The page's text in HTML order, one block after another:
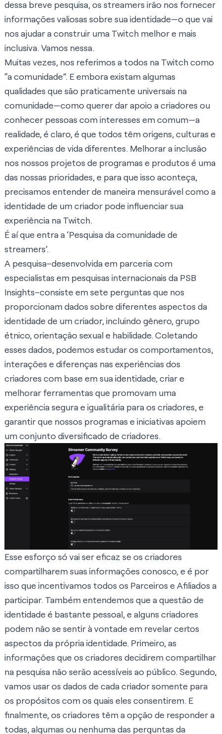
dessa breve pesquisa, os streamers irão nos fornecer
informações valiosas sobre sua identidade—o que vai
nos ajudar a construir uma Twitch melhor e mais
inclusiva. Vamos nessa.
Muitas vezes, nos referimos a todos na Twitch como
“a comunidade”. E embora existam algumas
qualidades que são praticamente universais na
comunidade—como querer dar apoio a criadores ou
conhecer pessoas com interesses em comum—a
realidade, é claro, é que todos têm origens, culturas e
experiências de vida diferentes. Melhorar a inclusão
nos nossos projetos de programas e produtos é uma
das nossas prioridades, e para que isso aconteça,
precisamos entender de maneira mensurável como a
identidade de um criador pode influenciar sua
experiência na Twitch.
É aí que entra a ‘Pesquisa da comunidade de
streamers’.
A pesquisa–desenvolvida em parceria com
especialistas em pesquisas internacionais da PSB
Insights–consiste em sete perguntas que nos
proporcionam dados sobre diferentes aspectos da
identidade de um criador, incluindo gênero, grupo
étnico, orientação sexual e habilidade. Coletando
esses dados, podemos estudar os comportamentos,
interações e diferenças nas experiências dos
criadores com base em sua identidade, criar e
melhorar ferramentas que promovam uma
experiência segura e igualitária para os criadores, e
garantir que nossos programas e iniciativas apoiem
um conjunto diversificado de criadores.
Esse esforço só vai ser eficaz se os criadores
compartilharem suas informações conosco, e é por
isso que incentivamos todos os Parceiros e Afiliados a
participar. Também entendemos que a questão de
identidade é bastante pessoal, e alguns criadores
podem não se sentir à vontade em revelar certos
aspectos da própria identidade. Primeiro, as
informações que os criadores decidirem compartilhar
na pesquisa não serão acessíveis ao público. Segundo,
vamos usar os dados de cada criador somente para
os propósitos com os quais eles consentirem. E
finalmente, os criadores têm a opção de responder a
todas, algumas ou nenhuma das perguntas da